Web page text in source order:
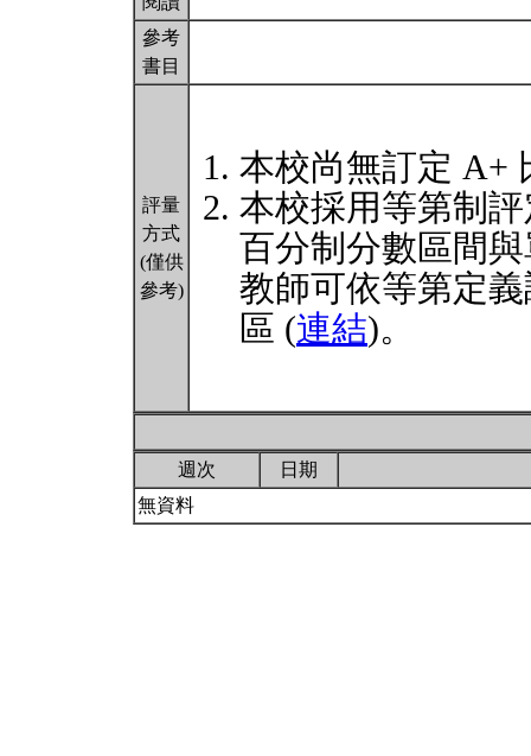
參考
書目
評量
方式
(僅供
參考)
本校尚無訂定 A+
本校採用等第制
百分制分數區間
教師可依等第定
區 (連結)。
週次
日期
無資料